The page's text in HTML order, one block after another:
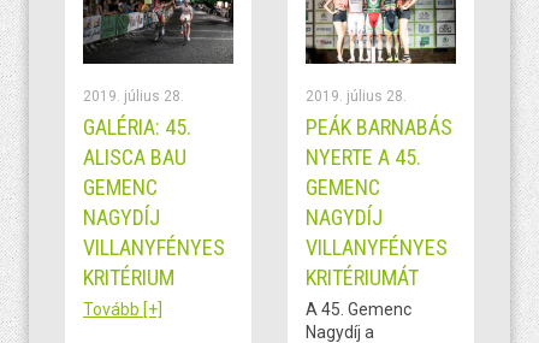
2019. július 28.
GALÉRIA: 45.
ALISCA BAU
GEMENC
NAGYDÍJ
VILLANYFÉNYES
KRITÉRIUM
Tovább [+]
2019. július 28.
PEÁK BARNABÁS
NYERTE A 45.
GEMENC
NAGYDÍJ
VILLANYFÉNYES
KRITÉRIUMÁT
A 45. Gemenc
Nagydíj a